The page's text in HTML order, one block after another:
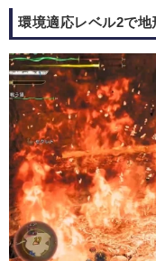
環境適応レベル2で